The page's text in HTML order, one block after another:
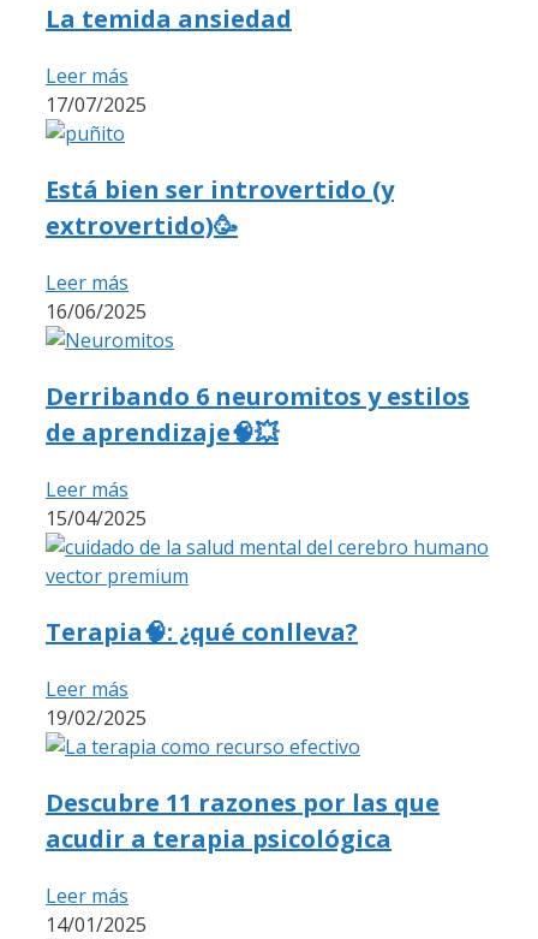
La temida ansiedad
Leer más
17/07/2025
Está bien ser introvertido (y
extrovertido)🥳
Leer más
16/06/2025
Derribando 6 neuromitos y estilos
de aprendizaje🧠💥
Leer más
15/04/2025
Terapia🧠: ¿qué conlleva?
Leer más
19/02/2025
Descubre 11 razones por las que
acudir a terapia psicológica
Leer más
14/01/2025